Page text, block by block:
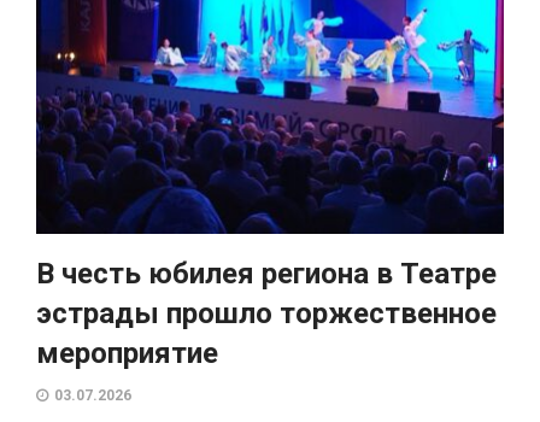
В честь юбилея региона в Театре
эстрады прошло торжественное
мероприятие
03.07.2026